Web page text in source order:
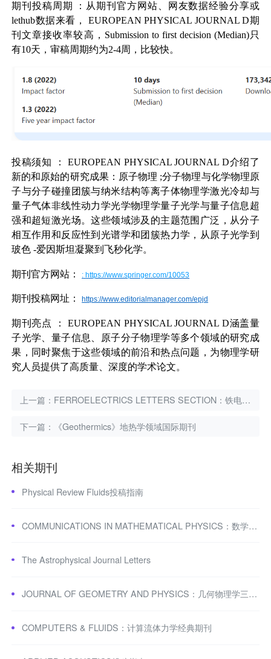
期刊投稿周期
：从期刊官方网站、网友数据经验分享或
lethub数据来看，
EUROPEAN PHYSICAL JOURNAL D期
刊文章接收率较高，Submission to first decision (Median)只
有10天，审稿周期约为2-4周，比较快。
投稿须知 ： EUROPEAN PHYSICAL JOURNAL D介绍了
新的和原始的研究成果：原子物理 ;分子物理与化学物理原
子与分子碰撞团簇与纳米结构等离子体物理学激光冷却与
量子气体非线性动力学光学物理学量子光学与量子信息超
强和超短激光场。这些领域涉及的主题范围广泛，从分子
相互作用和反应性到光谱学和团簇热力学，从原子光学到
玻色 -爱因斯坦凝聚到飞秒化学。
期刊官方网站： : https://www.springer.com/10053
期刊投稿网址： https://www.editorialmanager.com/epjd
期刊亮点 ： EUROPEAN PHYSICAL JOURNAL D涵盖量
子光学、量子信息、原子分子物理学等多个领域的研究成
果，同时聚焦于这些领域的前沿和热点问题，为物理学研
究人员提供了高质量、深度的学术论文。
上一篇： FERROELECTRICS LETTERS SECTION：铁电材料经典期刊
下一篇： 《Geothermics》地热学领域国际期刊
相关期刊
Physical Review Fluids投稿指南
COMMUNICATIONS IN MATHEMATICAL PHYSICS：数学物理期刊
The Astrophysical Journal Letters
JOURNAL OF GEOMETRY AND PHYSICS：几何物理学三区期刊
COMPUTERS & FLUIDS：计算流体力学经典期刊